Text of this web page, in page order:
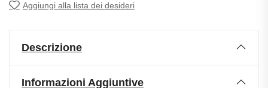
Aggiungi alla lista dei desideri
Descrizione
Informazioni Aggiuntive